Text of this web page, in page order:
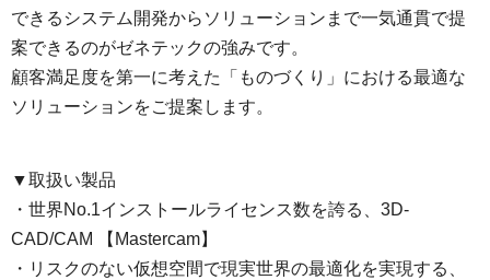
できるシステム開発からソリューションまで一気通貫で提
案できるのがゼネテックの強みです。
顧客満足度を第一に考えた「ものづくり」における最適な
ソリューションをご提案します。
▼取扱い製品
・世界No.1インストールライセンス数を誇る、3D-
CAD/CAM 【Mastercam】
・リスクのない仮想空間で現実世界の最適化を実現する、